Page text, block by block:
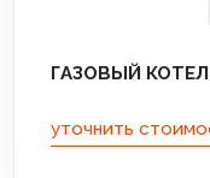
ГАЗОВЫЙ КОТЕЛ
уточнить